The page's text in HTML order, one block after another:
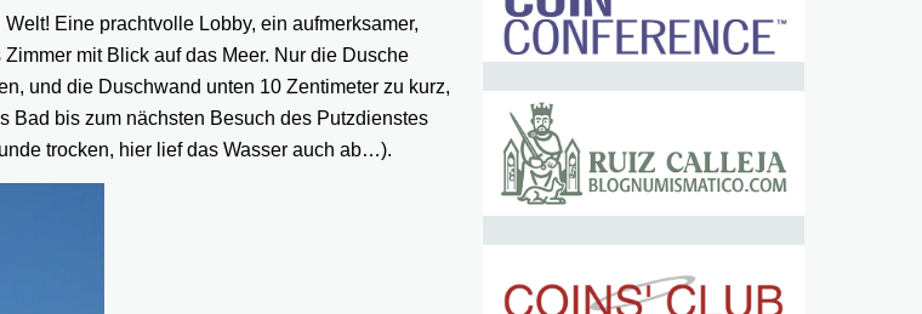
Eine prachtvolle Lobby, ein aufmerksamer,
mit Blick auf das Meer. Nur die Dusche
und die Duschwand unten 10 Zentimeter zu kurz,
Bad bis zum nächsten Besuch des Putzdienstes
trocken, hier lief das Wasser auch ab…).